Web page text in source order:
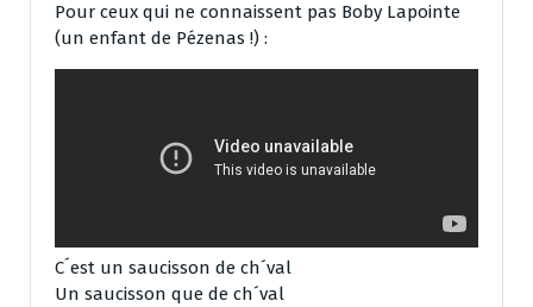
Pour ceux qui ne connaissent pas Boby Lapointe
(un enfant de Pézenas !) :
C´est un saucisson de ch´val
Un saucisson que de ch´val